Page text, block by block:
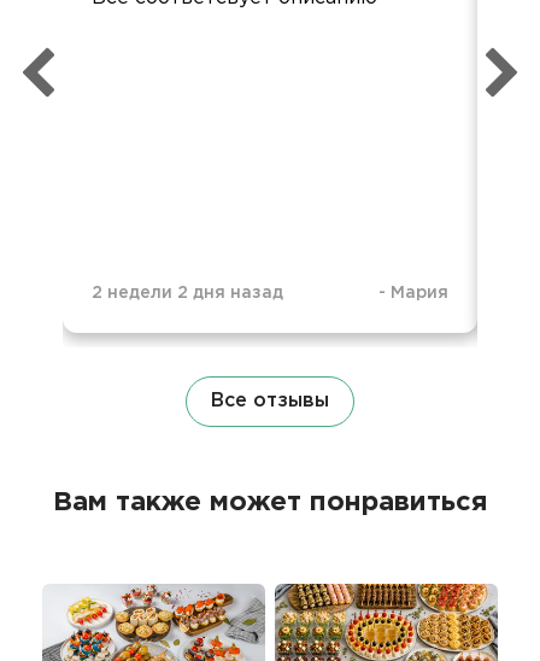
2 недели 2 дня назад - Мария
Все отзывы
Вам также может понравиться